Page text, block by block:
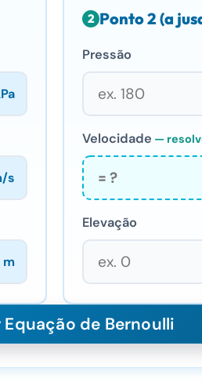
s
m
2 Ponto 2 (a
Pressão
Velocidade
Elevação